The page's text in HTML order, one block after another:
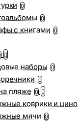
0
0
с книгами 0
наборы 0
0
пляже 0
коврики и
мячи 0